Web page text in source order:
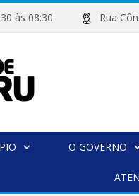
às 08:30 Rua
O GOVERNO